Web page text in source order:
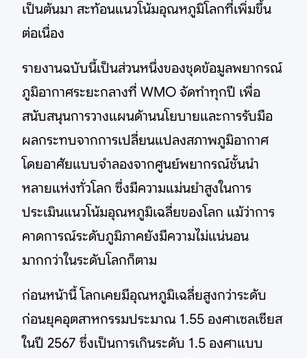
เป็นต้นมา สะท้อนแนวโน้มอุณหภูมิโลกที่เพิ่มขึ้น
ต่อเนื่อง
รายงานฉบับนี้เป็นส่วนหนึ่งของชุดข้อมูลพยากรณ์
ภูมิอากาศระยะกลางที่ WMO จัดทำทุกปี เพื่อ
สนับสนุนการวางแผนด้านนโยบายและการรับมือ
ผลกระทบจากการเปลี่ยนแปลงสภาพภูมิอากาศ
โดยอาศัยแบบจำลองจากศูนย์พยากรณ์ชั้นนำ
หลายแห่งทั่วโลก ซึ่งมีความแม่นยำสูงในการ
ประเมินแนวโน้มอุณหภูมิเฉลี่ยของโลก แม้ว่าการ
คาดการณ์ระดับภูมิภาคยังมีความไม่แน่นอน
มากกว่าในระดับโลกก็ตาม
ก่อนหน้านี้ โลกเคยมีอุณหภูมิเฉลี่ยสูงกว่าระดับ
ก่อนยุคอุตสาหกรรมประมาณ 1.55 องศาเซลเซียส
ในปี 2567 ซึ่งเป็นการเกินระดับ 1.5 องศาแบบ